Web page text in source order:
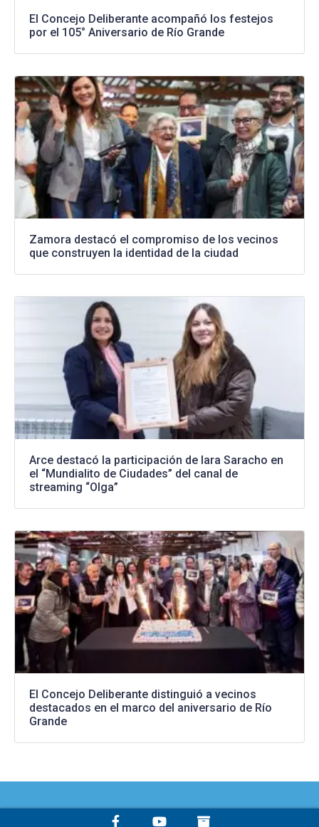
El Concejo Deliberante acompañó los festejos
por el 105° Aniversario de Río Grande
Zamora destacó el compromiso de los vecinos
que construyen la identidad de la ciudad
Arce destacó la participación de Iara Saracho en
el “Mundialito de Ciudades” del canal de
streaming “Olga”
El Concejo Deliberante distinguió a vecinos
destacados en el marco del aniversario de Río
Grande